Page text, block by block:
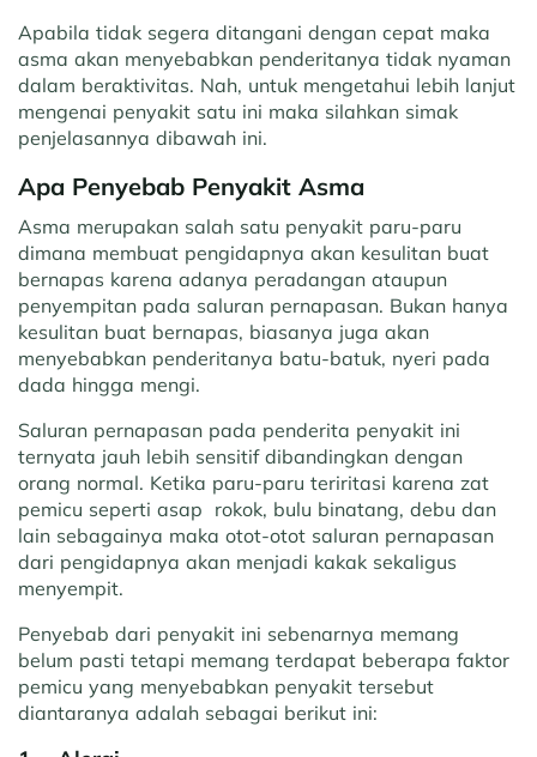
Apabila tidak segera ditangani dengan cepat maka
asma akan menyebabkan penderitanya tidak nyaman
dalam beraktivitas. Nah, untuk mengetahui lebih lanjut
mengenai penyakit satu ini maka silahkan simak
penjelasannya dibawah ini.
Apa Penyebab Penyakit Asma
Asma merupakan salah satu penyakit paru-paru
dimana membuat pengidapnya akan kesulitan buat
bernapas karena adanya peradangan ataupun
penyempitan pada saluran pernapasan. Bukan hanya
kesulitan buat bernapas, biasanya juga akan
menyebabkan penderitanya batu-batuk, nyeri pada
dada hingga mengi.
Saluran pernapasan pada penderita penyakit ini
ternyata jauh lebih sensitif dibandingkan dengan
orang normal. Ketika paru-paru teriritasi karena zat
pemicu seperti asap rokok, bulu binatang, debu dan
lain sebagainya maka otot-otot saluran pernapasan
dari pengidapnya akan menjadi kakak sekaligus
menyempit.
Penyebab dari penyakit ini sebenarnya memang
belum pasti tetapi memang terdapat beberapa faktor
pemicu yang menyebabkan penyakit tersebut
diantaranya adalah sebagai berikut ini: